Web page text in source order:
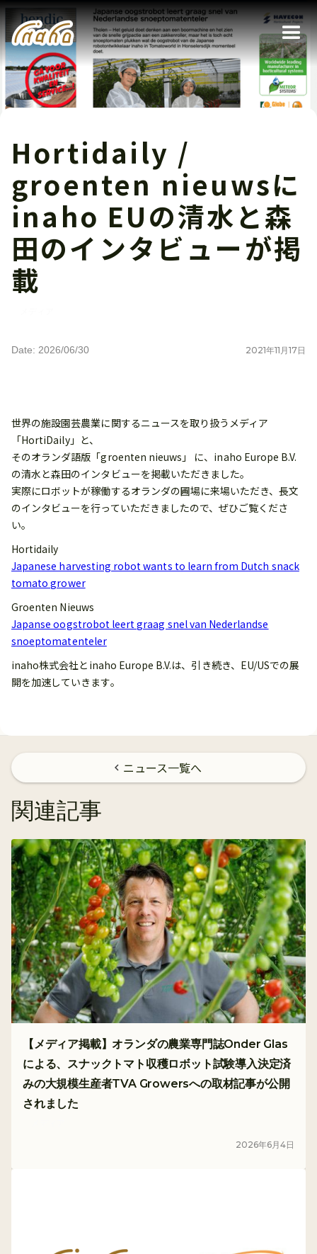
Hortidaily /
groenten nieuwsに
inaho EUの清水と森
田のインタビューが掲
載
Date: 2026/06/30 2021年11 月17日
世界の施設園芸農業に関するニュースを取り扱うメディア
「HortiDaily」と、
そのオランダ語版「groenten nieuws」 に、inaho Europe B.V.
の清水と森田のインタビューを掲載いただきました。
実際にロボットが稼働するオランダの圃場に来場いただき、長文
のインタビューを行っていただきましたので、ぜひご覧くださ
い。
Hortidaily
Japanese harvesting robot wants to learn from Dutch snack
tomato grower
Groenten Nieuws
Japanse oogstrobot leert graag snel van Nederlandse
snoeptomatenteler
inaho株式会社とinaho Europe B.V.は、引き続き、EU/USでの展
開を加速していきます。
chevron_left ニュース一覧へ
関連記事
【メディア掲載】オランダの農業専門誌Onder Glas
による、スナックトマト収穫ロボット試験導入決定済
みの大規模生産者TVA Growersへの取材記事が公開
されました
2026年6月4日